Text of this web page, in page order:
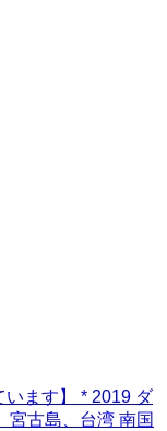
ます】 * 2019 ダ
宮古島、台湾 南国